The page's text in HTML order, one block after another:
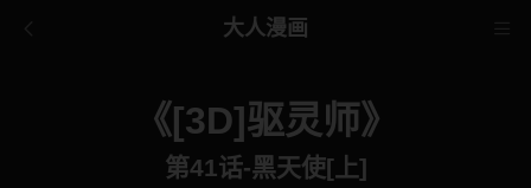
大人漫画
《[3D]驱灵师》
第41话-黑天使[上]